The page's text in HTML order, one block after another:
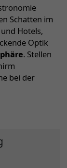
Schatten im
Hotels,
Optik
. Stellen
bei der